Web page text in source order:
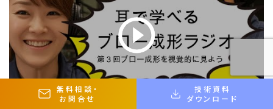
無料相談 ・
お問合せ
技術資料
ダウンロード